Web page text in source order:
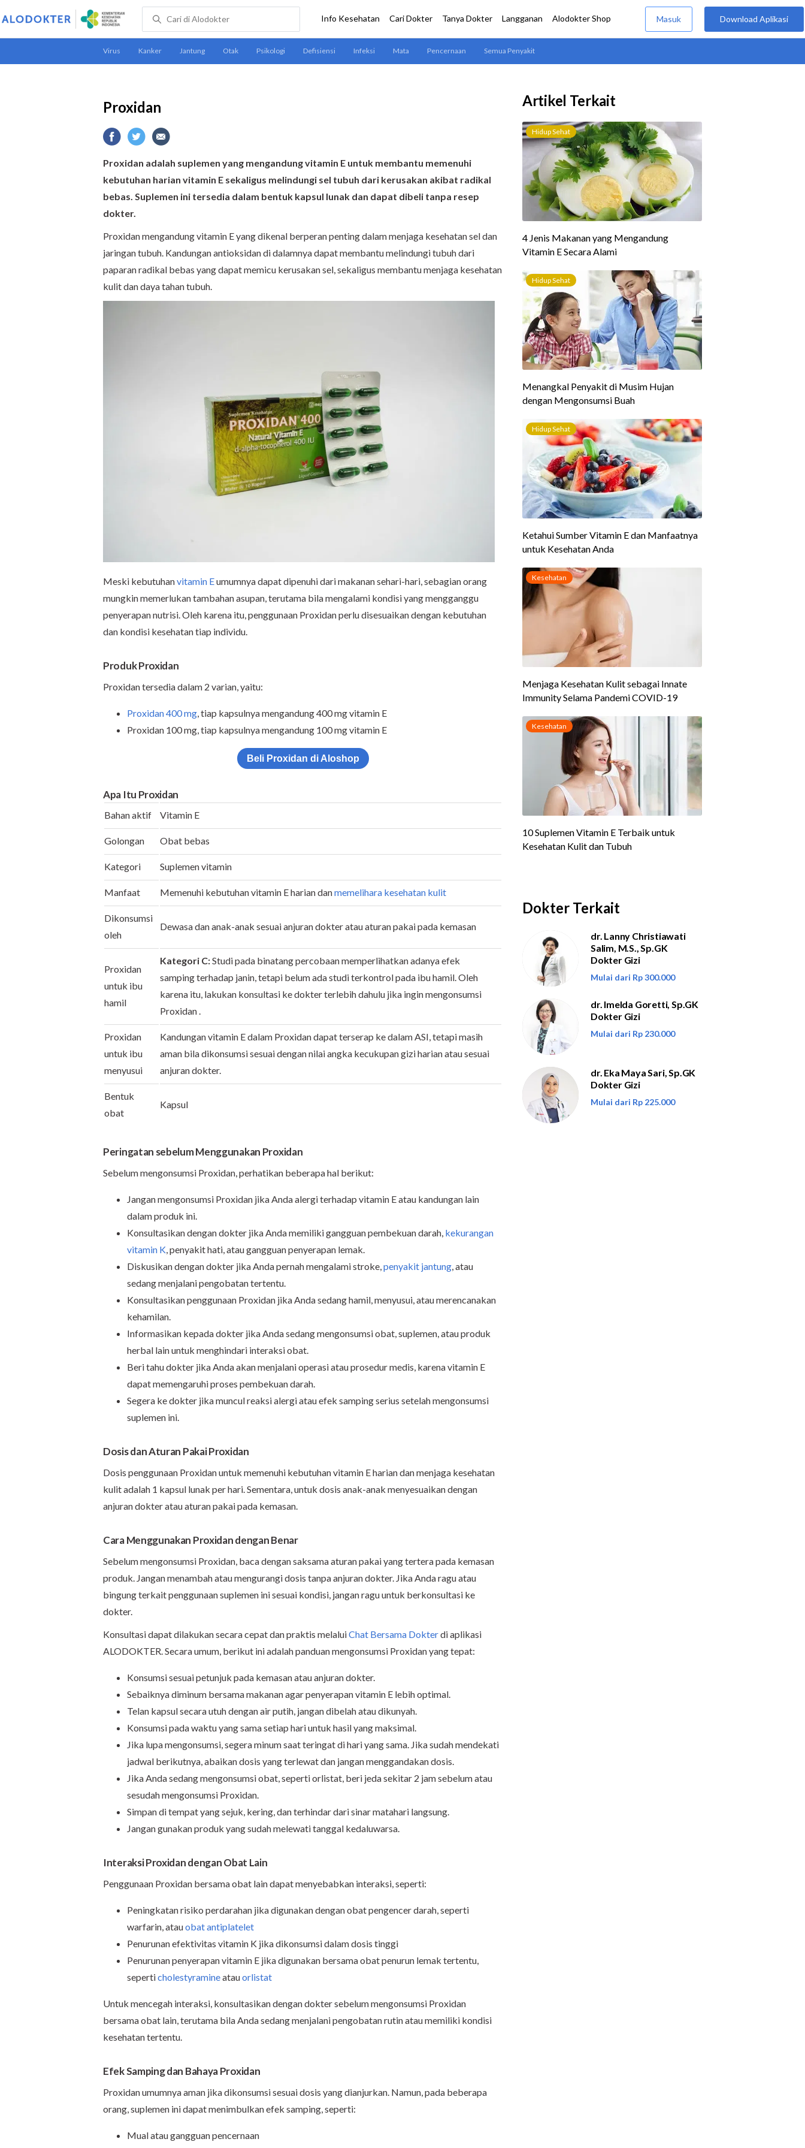
Proxidan
Proxidan adalah suplemen yang mengandung vitamin E untuk membantu memenuhi
kebutuhan harian vitamin E sekaligus melindungi sel tubuh dari kerusakan akibat radikal
bebas. Suplemen ini tersedia dalam bentuk kapsul lunak dan dapat dibeli tanpa resep
dokter.
Proxidan mengandung vitamin E yang dikenal berperan penting dalam menjaga kesehatan sel dan
jaringan tubuh. Kandungan antioksidan di dalamnya dapat membantu melindungi tubuh dari
paparan radikal bebas yang dapat memicu kerusakan sel, sekaligus membantu menjaga kesehatan
kulit dan daya tahan tubuh.
Meski kebutuhanvitamin Eumumnya dapat dipenuhi dari makanan sehari-hari, sebagian orang
mungkin memerlukan tambahan asupan, terutama bila mengalami kondisi yang mengganggu
penyerapan nutrisi. Oleh karena itu, penggunaan Proxidan perlu disesuaikan dengan kebutuhan
dan kondisi kesehatan tiap individu.
Produk Proxidan
Proxidan tersedia dalam 2 varian, yaitu:
Proxidan 400 mg, tiap kapsulnya mengandung 400 mg vitamin E
Proxidan 100 mg, tiap kapsulnya mengandung 100 mg vitamin E
Beli Proxidan di Aloshop
Apa Itu Proxidan
Bahan aktif Vitamin E
Golongan Obat bebas
Kategori Suplemen vitamin
Manfaat Memenuhi kebutuhan vitamin E harian danmemelihara kesehatan kulit
Dikonsumsi
oleh
Dewasa dan anak-anak sesuai anjuran dokter atau aturan pakai pada kemasan
Proxidan
untuk ibu
hamil
Kategori C:Studi pada binatang percobaan memperlihatkan adanya efek
samping terhadap janin, tetapi belum ada studi terkontrol pada ibu hamil. Oleh
karena itu, lakukan konsultasi ke dokter terlebih dahulu jika ingin mengonsumsi
Proxidan .
Proxidan
untuk ibu
menyusui
Kandungan vitamin E dalam Proxidan dapat terserap ke dalam ASI, tetapi masih
aman bila dikonsumsi sesuai dengan nilai angka kecukupan gizi harian atau sesuai
anjuran dokter.
Bentuk
obat
Kapsul
Peringatan sebelum Menggunakan Proxidan
Sebelum mengonsumsi Proxidan, perhatikan beberapa hal berikut:
Jangan mengonsumsi Proxidan jika Anda alergi terhadap vitamin E atau kandungan lain
dalam produk ini.
Konsultasikan dengan dokter jika Anda memiliki gangguan pembekuan darah, kekurangan
vitamin K, penyakit hati, atau gangguan penyerapan lemak.
Diskusikan dengan dokter jika Anda pernah mengalami stroke,penyakit jantung, atau
sedang menjalani pengobatan tertentu.
Konsultasikan penggunaan Proxidan jika Anda sedang hamil, menyusui, atau merencanakan
kehamilan.
Informasikan kepada dokter jika Anda sedang mengonsumsi obat, suplemen, atau produk
herbal lain untuk menghindari interaksi obat.
Beri tahu dokter jika Anda akan menjalani operasi atau prosedur medis, karena vitamin E
dapat memengaruhi proses pembekuan darah.
Segera ke dokter jika muncul reaksi alergi atau efek samping serius setelah mengonsumsi
suplemen ini.
Dosis dan Aturan Pakai Proxidan
Dosis penggunaan Proxidan untuk memenuhi kebutuhan vitamin E harian dan menjaga kesehatan
kulit adalah 1 kapsul lunak per hari. Sementara, untuk dosis anak-anak menyesuaikan dengan
anjuran dokter atau aturan pakai pada kemasan.
Cara Menggunakan Proxidan dengan Benar
Sebelum mengonsumsi Proxidan, baca dengan saksama aturan pakai yang tertera pada kemasan
produk. Jangan menambah atau mengurangi dosis tanpa anjuran dokter. Jika Anda ragu atau
bingung terkait penggunaan suplemen ini sesuai kondisi, jangan ragu untuk berkonsultasi ke
dokter.
Konsultasi dapat dilakukan secara cepat dan praktis melaluiChat Bersama Dokterdi aplikasi
ALODOKTER. Secara umum, berikut ini adalah panduan mengonsumsi Proxidan yang tepat:
Konsumsi sesuai petunjuk pada kemasan atau anjuran dokter.
Sebaiknya diminum bersama makanan agar penyerapan vitamin E lebih optimal.
Telan kapsul secara utuh dengan air putih, jangan dibelah atau dikunyah.
Konsumsi pada waktu yang sama setiap hari untuk hasil yang maksimal.
Jika lupa mengonsumsi, segera minum saat teringat di hari yang sama. Jika sudah mendekati
jadwal berikutnya, abaikan dosis yang terlewat dan jangan menggandakan dosis.
Jika Anda sedang mengonsumsi obat, seperti orlistat, beri jeda sekitar 2 jam sebelum atau
sesudah mengonsumsi Proxidan.
Simpan di tempat yang sejuk, kering, dan terhindar dari sinar matahari langsung.
Jangan gunakan produk yang sudah melewati tanggal kedaluwarsa.
Interaksi Proxidan dengan Obat Lain
Penggunaan Proxidan bersama obat lain dapat menyebabkan interaksi, seperti:
Peningkatan risiko perdarahan jika digunakan dengan obat pengencer darah, seperti
warfarin, atauobat antiplatelet
Penurunan efektivitas vitamin K jika dikonsumsi dalam dosis tinggi
Penurunan penyerapan vitamin E jika digunakan bersama obat penurun lemak tertentu,
seperticholestyramineatauorlistat
Untuk mencegah interaksi, konsultasikan dengan dokter sebelum mengonsumsi Proxidan
bersama obat lain, terutama bila Anda sedang menjalani pengobatan rutin atau memiliki kondisi
kesehatan tertentu.
Efek Samping dan Bahaya Proxidan
Proxidan umumnya aman jika dikonsumsi sesuai dosis yang dianjurkan. Namun, pada beberapa
orang, suplemen ini dapat menimbulkan efek samping, seperti:
Mual atau gangguan pencernaan
Artikel Terkait
Dokter Terkait